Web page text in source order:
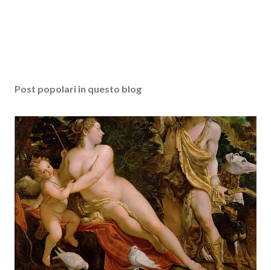
Post popolari in questo blog